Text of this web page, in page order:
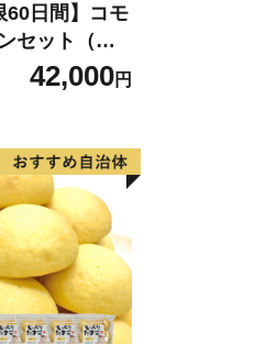
60日間】コモ
ット（計9
常食 防災グ
42,000円